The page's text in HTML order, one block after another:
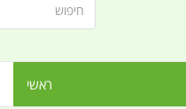
ראשי